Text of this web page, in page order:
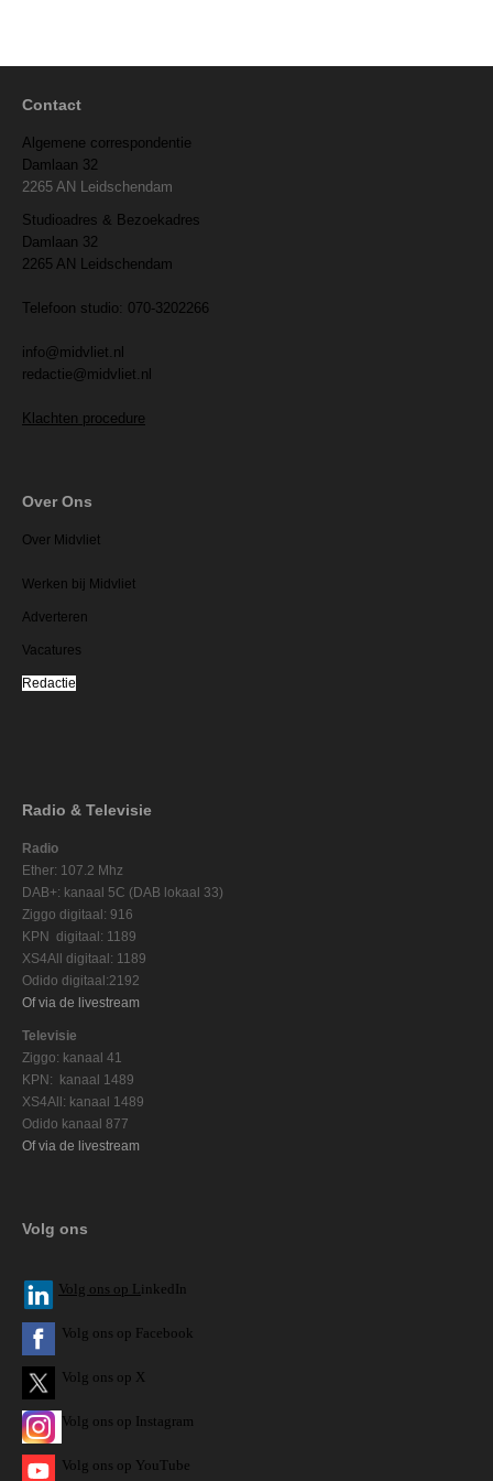
Contact
Algemene correspondentie
Damlaan 32
2265 AN Leidschendam
Studioadres & Bezoekadres
Damlaan 32
2265 AN Leidschendam
Telefoon studio: 070-3202266
info@midvliet.nl
redactie@midvliet.nl
Klachten procedure
Over Ons
Over Midvliet
Werken bij Midvliet
Adverteren
Vacatures
Redactie
Radio & Televisie
Radio
Ether: 107.2 Mhz
DAB+: kanaal 5C (DAB lokaal 33)
Ziggo digitaal: 916
KPN digitaal: 1189
XS4All digitaal: 1189
Odido digitaal:2192
Of via de livestream
Televisie
Ziggo: kanaal 41
KPN: kanaal 1489
XS4All: kanaal 1489
Odido kanaal 877
Of via de livestream
Volg ons
Volg ons op L inkedIn
Volg ons op Facebook
Volg ons op X
Volg ons op Instagram
Volg ons op YouTube